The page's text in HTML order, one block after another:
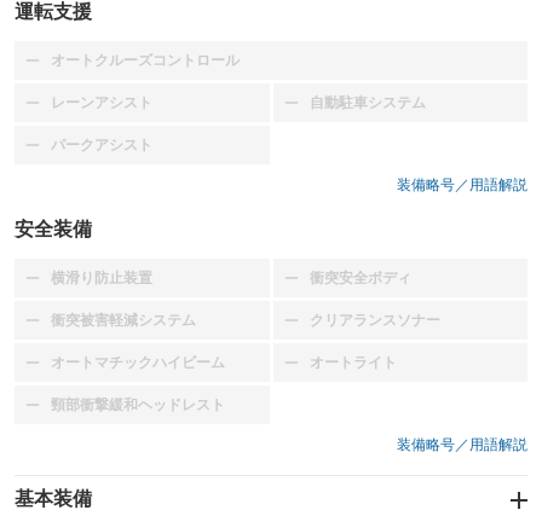
運転支援
オートクルーズコントロール
：装備なし
レーンアシスト
：装備なし 自動駐車システム
：装備なし
パークアシスト
：装備なし
装備略号／用語解説
安全装備
横滑り防止装置
：装備なし 衝突安全ボディ
：装備なし
衝突被害軽減システム
：装備なし クリアランスソナー
：装備なし
オートマチックハイビーム
：装備なし オートライト
：装備なし
頸部衝撃緩和ヘッドレスト
：装備なし
装備略号／用語解説
基本装備